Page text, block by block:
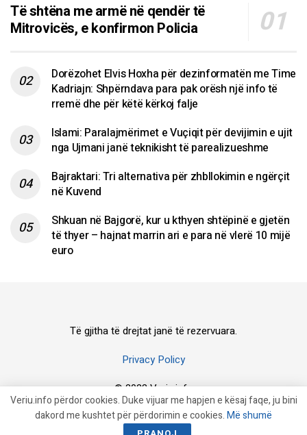
Të shtëna me armë në qendër të
Mitrovicës, e konfirmon Policia
Dorëzohet Elvis Hoxha për dezinformatën me Time
Kadriajn: Shpërndava para pak orësh një info të
rremë dhe për këtë kërkoj falje
Islami: Paralajmërimet e Vuçiqit për devijimin e ujit
nga Ujmani janë teknikisht të parealizueshme
Bajraktari: Tri alternativa për zhbllokimin e ngërçit
në Kuvend
Shkuan në Bajgorë, kur u kthyen shtëpinë e gjetën
të thyer – hajnat marrin ari e para në vlerë 10 mijë
euro
Të gjitha të drejtat janë të rezervuara.
Privacy Policy
© 2023 Veriu.info
Veriu.info përdor cookies. Duke vijuar me hapjen e kësaj faqe, ju bini
dakord me kushtet për përdorimin e cookies.Më shumë